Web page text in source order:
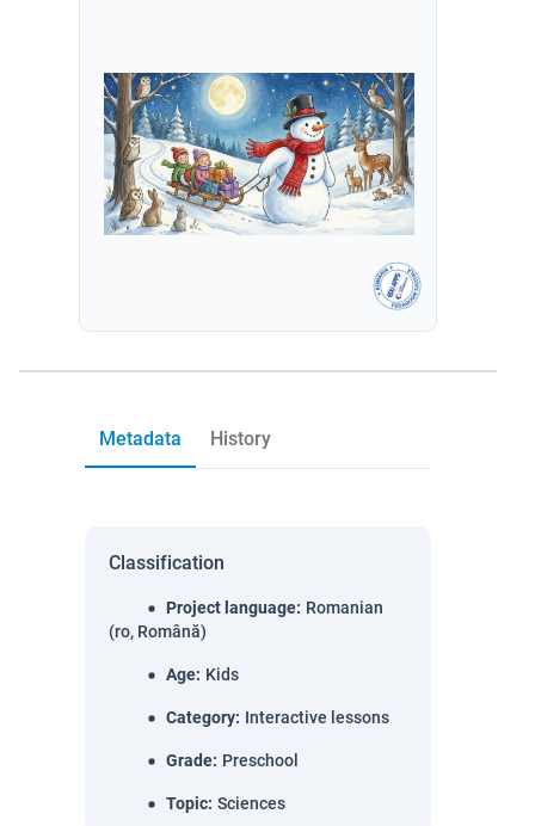
Metadata History
Classification
Project language: Romanian
(ro, Română)
Age: Kids
Category: Interactive lessons
Grade: Preschool
Topic: Sciences